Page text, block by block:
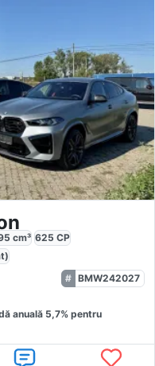
cm³ 625 CP
BMW242027
anuală 5,7% pentru